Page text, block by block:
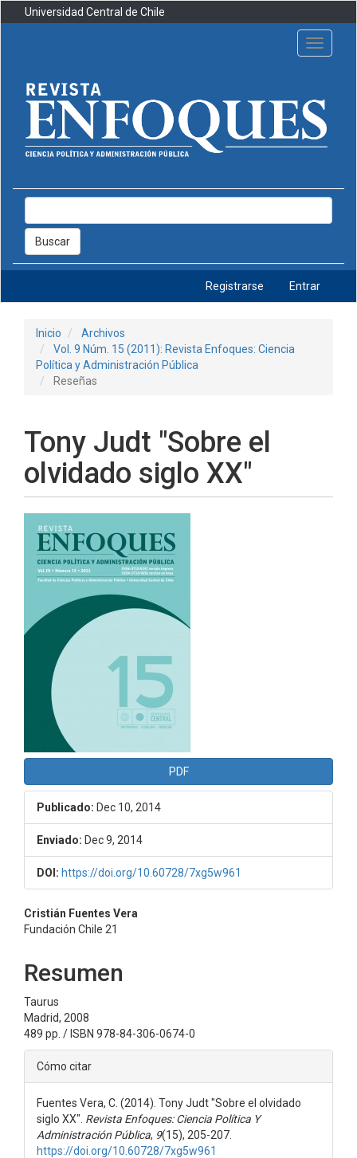
Navegación
principal
lateral
Universidad Central de Chile
Toggle
Buscar
Registrarse Entrar
Inicio
Archivos
Vol. 9 Núm. 15 (2011): Revista Enfoques: Ciencia
Política y Administración Pública
Reseñas
Tony Judt "Sobre el
olvidado siglo XX"
Barra
lateral
del
artículo
PDF
Publicado: Dec 10, 2014
Enviado: Dec 9, 2014
DOI: https://doi.org/10.60728/7xg5w961
Contenido
del
artículo
Cristián Fuentes Vera
Fundación Chile 21
Resumen
Taurus
Madrid, 2008
489 pp. / ISBN 978-84-306-0674-0
Detalles
del
artículo
Cómo citar
Fuentes Vera, C. (2014). Tony Judt "Sobre el olvidado
siglo XX". Revista Enfoques: Ciencia Política Y
Administración Pública, 9(15), 205-207.
https://doi.org/10.60728/7xg5w961